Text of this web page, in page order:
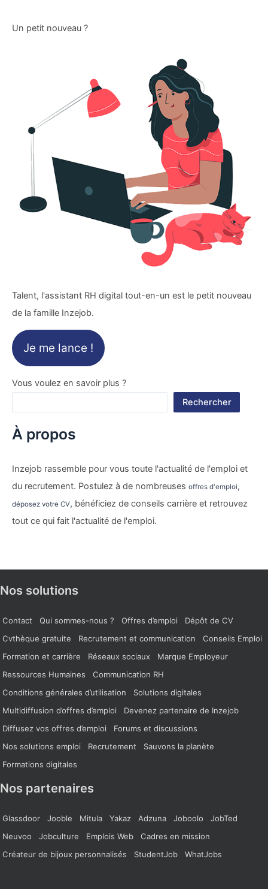
Un petit nouveau ?
Talent, l'assistant RH digital tout-en-un est le petit nouveau
de la famille Inzejob.
Je me lance !
Vous voulez en savoir plus ?
Rechercher
À propos
Inzejob rassemble pour vous toute l'actualité de l'emploi et
du recrutement. Postulez à de nombreuses offres d'emploi,
déposez votre CV, bénéficiez de conseils carrière et retrouvez
tout ce qui fait l'actualité de l'emploi.
Nos solutions
Contact Qui sommes-nous ? Offres d’emploi
Dépôt de CV
Cvthèque gratuite
Recrutement et communication
Conseils Emploi
Formation et carrière
Réseaux sociaux
Marque Employeur
Ressources Humaines
Communication RH
Conditions générales d’utilisation
Solutions digitales
Multidiffusion d’offres d’emploi
Devenez partenaire de Inzejob
Diffusez vos offres d’emploi
Forums et discussions
Nos solutions emploi
Recrutement
Sauvons la planète
Formations digitales
Nos partenaires
Glassdoor Jooble Mitula Yakaz Adzuna Joboolo
JobTed
Neuvoo
Jobculture Emplois Web
Cadres en mission
Créateur de bijoux personnalisés
StudentJob WhatJobs